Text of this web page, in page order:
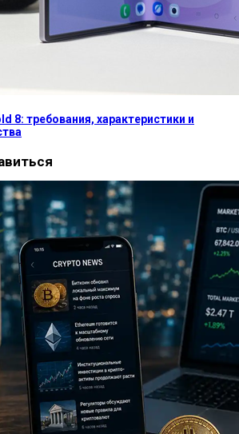
8: требования, характеристики и